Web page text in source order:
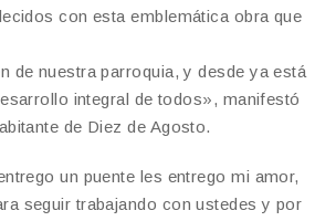
con esta emblemática obra que
de nuestra parroquia, y desde ya está
integral de todos», manifestó
de Diez de Agosto.
un puente les entrego mi amor,
seguir trabajando con ustedes y por